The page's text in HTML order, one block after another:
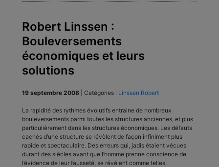
Robert Linssen :
Bouleversements
économiques et leurs
solutions
19 septembre 2008 Catégories : Linssen Robert
La rapidité des rythmes évolutifs entraine de nombreux
bouleversements parmi toutes les structures anciennes, et plus
particulièrement dans les structures économiques. Les défauts
cachés d’une structure se révèlent de façon infiniment plus
rapide et spectaculaire. Des erreurs qui, jadis étaient vécues
durant des siècles avant que l’homme prenne conscience de
l’évidence de leur fausseté, se révèlent comme telles,